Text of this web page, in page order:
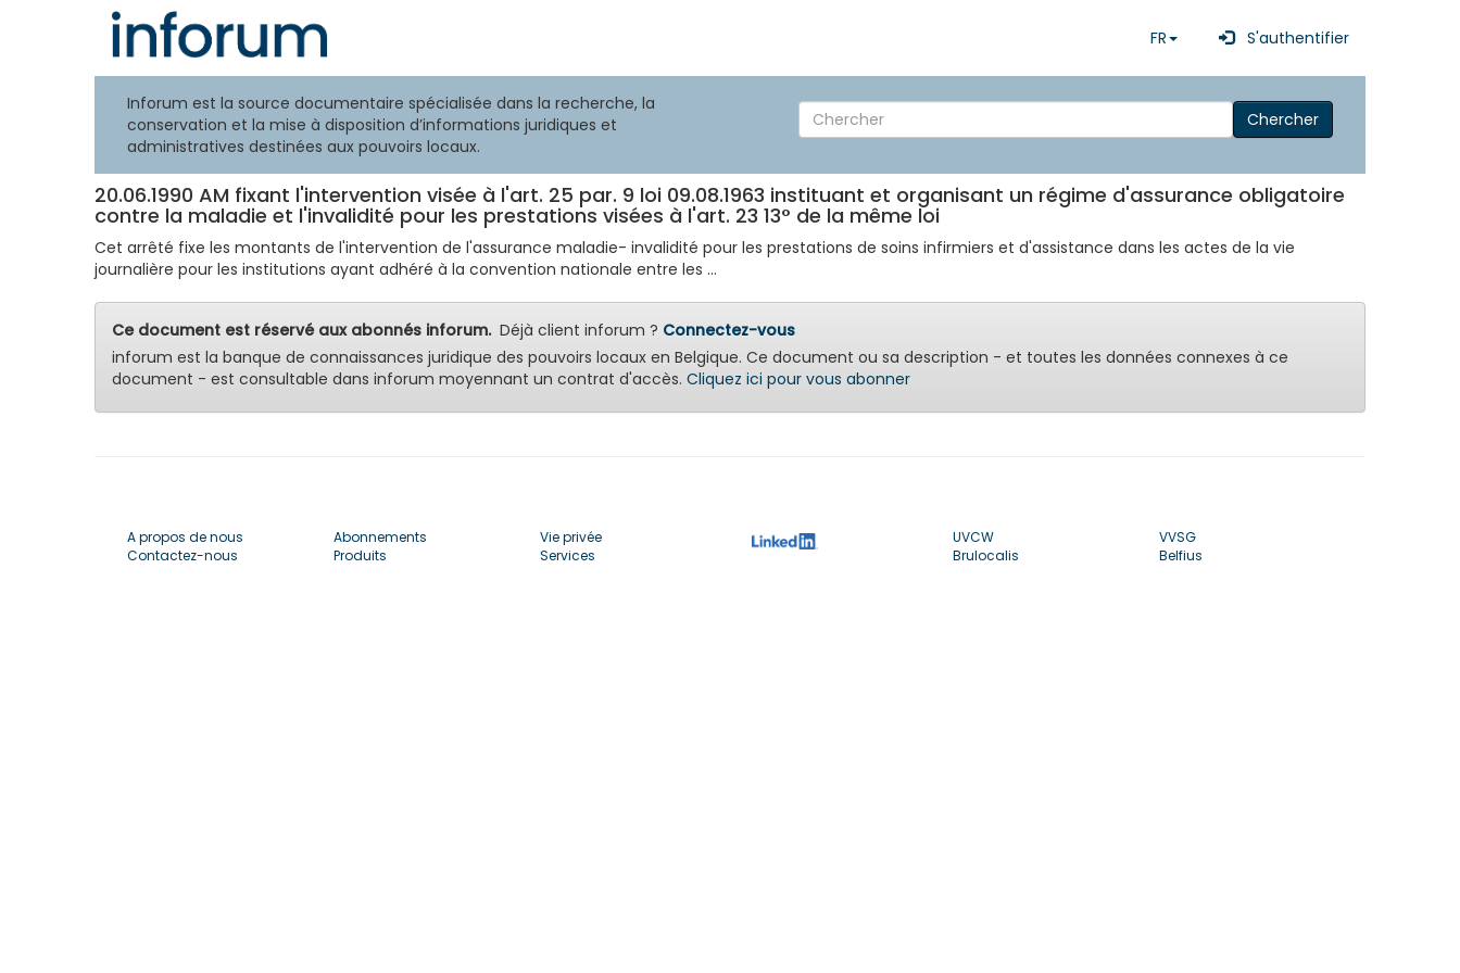
FR S'authentifier
Inforum est la source documentaire spécialisée dans la recherche, la
conservation et la mise à disposition d’informations juridiques et
administratives destinées aux pouvoirs locaux.
Chercher
20.06.1990 AM fixant l'intervention visée à l'art. 25 par. 9 loi 09.08.1963 instituant et organisant un régime d'assurance obligatoire
contre la maladie et l'invalidité pour les prestations visées à l'art. 23 13° de la même loi
Cet arrêté fixe les montants de l'intervention de l'assurance maladie- invalidité pour les prestations de soins infirmiers et d'assistance dans les actes de la vie
journalière pour les institutions ayant adhéré à la convention nationale entre les ...
Ce document est réservé aux abonnés inforum.Déjà client inforum ? Connectez-vous
inforum est la banque de connaissances juridique des pouvoirs locaux en Belgique. Ce document ou sa description - et toutes les données connexes à ce
document - est consultable dans inforum moyennant un contrat d'accès. Cliquez ici pour vous abonner
A propos de nous
Contactez-nous
Abonnements
Produits
Vie privée
Services
UVCW
Brulocalis
VVSG
Belfius